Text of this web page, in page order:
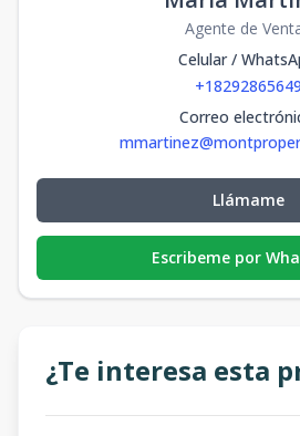
Agente de
Celular /
+18292865649
Correo
Llámame
Escribeme por
¿Te interesa esta